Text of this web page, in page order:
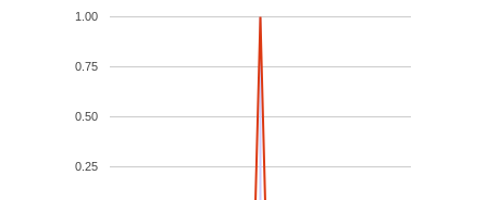
0.25
0.50
0.75
1.00